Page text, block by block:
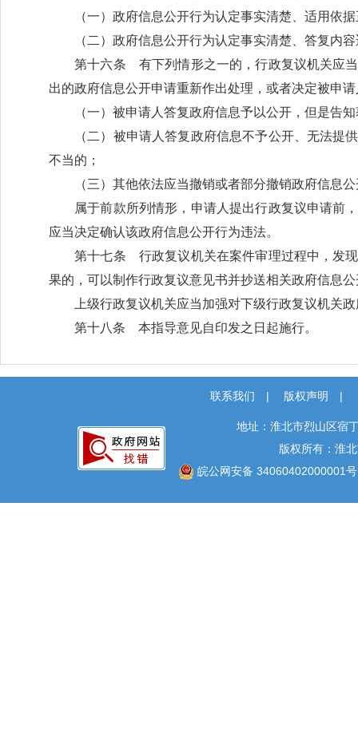
（一）政府信息公开行为认定事实清楚、适用依
（二）政府信息公开行为认定事实清楚、答复内
第十六条 有下列情形之一的，行政复议机关应
出的政府信息公开申请重新作出处理，或者决定被申
（一）被申请人答复政府信息予以公开，但是告
（二）被申请人答复政府信息不予公开、无法
不当的；
（三）其他依法应当撤销或者部分撤销政府信息
属于前款所列情形，申请人提出行政复议申请前
应当决定确认该政府信息公开行为违法。
第十七条 行政复议机关在案件审理过程中，发
果的，可以制作行政复议意见书并抄送相关政府信息
上级行政复议机关应当加强对下级行政复议机关
第十八条 本指导意见自印发之日起施行。
联系我们 | 版权声明 |
地址：淮北市烈山区宿
版权所有：淮
皖公网安备 34060402000001号